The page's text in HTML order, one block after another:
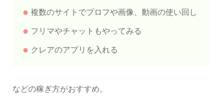
複数のサイトでプロフや画像、動画の使い回し
フリマやチャットもやってみる
クレアのアプリを入れる
などの稼ぎ方がおすすめ。